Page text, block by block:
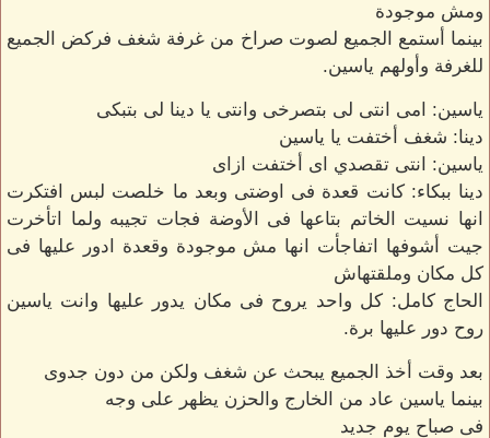
ومش موجودة
بينما أستمع الجميع لصوت صراخ من غرفة شغف فركض الجميع
للغرفة وأولهم ياسين.
ياسين: امى انتى لى بتصرخى وانتى يا دينا لى بتبكى
دينا: شغف أختفت يا ياسين
ياسين: انتى تقصدي اى أختفت ازاى
دينا ببكاء: كانت قعدة فى اوضتى وبعد ما خلصت لبس افتكرت
انها نسيت الخاتم بتاعها فى الأوضة فجات تجيبه ولما اتأخرت
جيت أشوفها اتفاجأت انها مش موجودة وقعدة ادور عليها فى
كل مكان وملقتهاش
الحاج كامل: كل واحد يروح فى مكان يدور عليها وانت ياسين
روح دور عليها برة.
بعد وقت أخذ الجميع يبحث عن شغف ولكن من دون جدوى
بينما ياسين عاد من الخارج والحزن يظهر على وجه
فى صباح يوم جديد